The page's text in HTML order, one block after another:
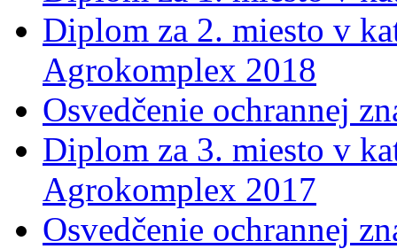
Diplom za 2. miesto v
Agrokomplex 2018
Osvedčenie ochrannej
Diplom za 3. miesto v
Agrokomplex 2017
Osvedčenie ochrannej